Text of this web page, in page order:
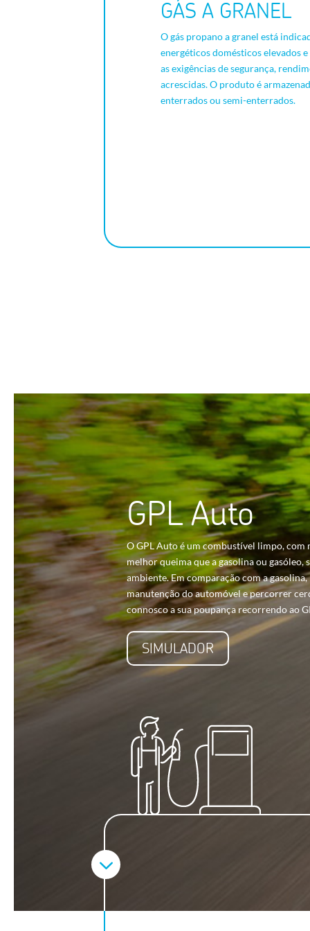
GÁS A GRANEL
O gás propano a granel está
energéticos domésticos elevados
as exigências de segurança,
acrescidas. O produto é
enterrados ou semi-enterrados.
GPL Auto
O GPL Auto é um combustível limpo, com
melhor queima que a gasolina ou gasóleo,
ambiente. Em comparação com a
manutenção do automóvel e percorrer
connosco a sua poupança recorrendo ao
SIMULADOR
3